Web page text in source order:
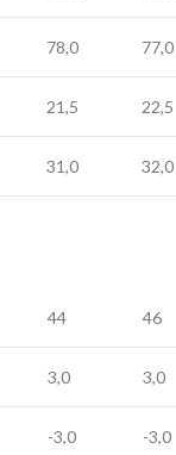
78,0 77,0
21,5 22,5
31,0 32,0
44 46
3,0 3,0
-3,0 -3,0